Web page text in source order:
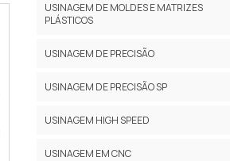
USINAGEM DE MOLDES E MATRIZES
PLÁSTICOS
USINAGEM DE PRECISÃO
USINAGEM DE PRECISÃO SP
USINAGEM HIGH SPEED
USINAGEM EM CNC